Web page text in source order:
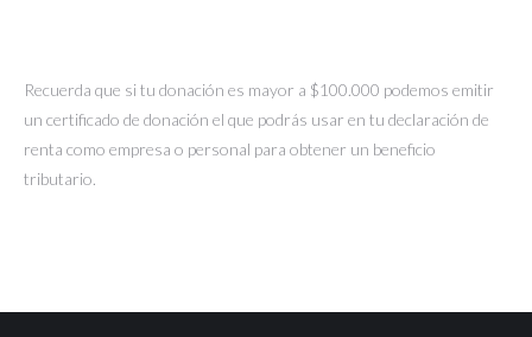
Recuerda que si tu donación es mayor a $100.000 podemos emitir
un certificado de donación el que podrás usar en tu declaración de
renta como empresa o personal para obtener un beneficio
tributario.